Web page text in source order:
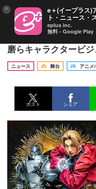
舞台『鋼の錬金術師
磨らキャラクタービ
ニュース 舞台
アニメ
ポスト シェア
× e＋(イープラス)
ト・ニュース・
eplus inc.
無料 - Google Play